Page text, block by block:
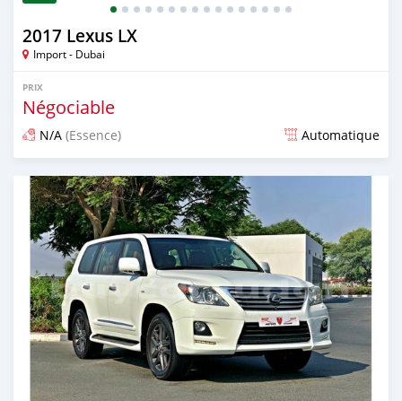
2017 Lexus LX
Import - Dubai
PRIX
Négociable
N/A (Essence) Automatique
Publié il y a presque 6 ans